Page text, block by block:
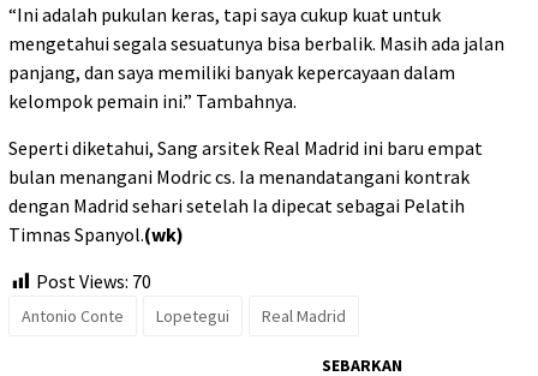
“Ini adalah pukulan keras, tapi saya cukup kuat untuk
mengetahui segala sesuatunya bisa berbalik. Masih ada jalan
panjang, dan saya memiliki banyak kepercayaan dalam
kelompok pemain ini.” Tambahnya.
Seperti diketahui, Sang arsitek Real Madrid ini baru empat
bulan menangani Modric cs. Ia menandatangani kontrak
dengan Madrid sehari setelah Ia dipecat sebagai Pelatih
Timnas Spanyol.(wk)
Post Views: 70
Antonio Conte Lopetegui Real Madrid
SEBARKAN